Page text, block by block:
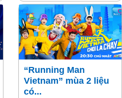
chức chương trình khuyến
mãi “Tốc độ chất- Ưu đãi
ngất”. Khách hàng được nhận
ưu đãi đến 4 tháng cước khi
lắp mạng cáp quang và truyền
hình VNPT trong thời gian
khuyến mại.
“Running Man
Vietnam” mùa 2 liệu
có...